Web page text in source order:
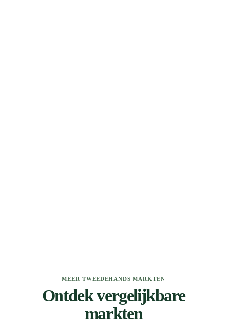
MEER TWEEDEHANDS MARKTEN
Ontdek vergelijkbare
markten